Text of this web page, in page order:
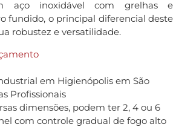
aço inoxidável com grelhas e
fundido, o principal diferencial deste
robustez e versatilidade.
dimensões, podem ter 2, 4 ou 6
com controle gradual de fogo alto